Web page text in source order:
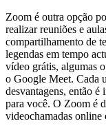
Zoom é outra opção
realizar reuniões e
compartilhamento de
legendas em tempo
vídeo grátis, algumas
o Google Meet. Cada
desvantagens, então
para você. O Zoom é
videochamadas online